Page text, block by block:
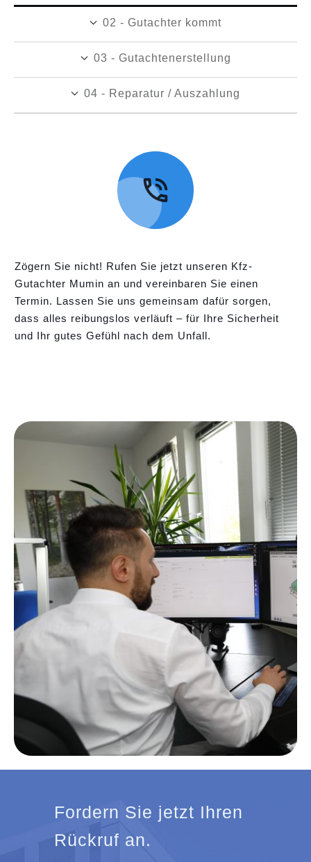
02 - Gutachter kommt
03 - Gutachtenerstellung
04 - Reparatur / Auszahlung
Zögern Sie nicht! Rufen Sie jetzt unseren Kfz-
Gutachter Mumin an und vereinbaren Sie einen
Termin. Lassen Sie uns gemeinsam dafür sorgen,
dass alles reibungslos verläuft – für Ihre Sicherheit
und Ihr gutes Gefühl nach dem Unfall.
Fordern Sie jetzt Ihren
Rückruf an.